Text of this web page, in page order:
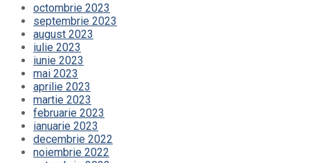
octombrie 2023
septembrie 2023
august 2023
iulie 2023
iunie 2023
mai 2023
aprilie 2023
martie 2023
februarie 2023
ianuarie 2023
decembrie 2022
noiembrie 2022